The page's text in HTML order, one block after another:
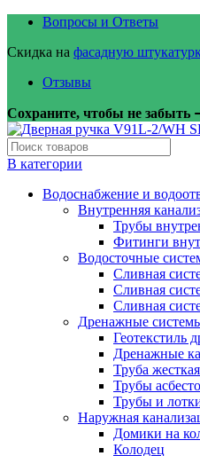
Вопросы и Ответы
Скидка на фасадную
Отзывы
Сохраните, чтобы не забыть
В категории
Водоснабжение и
Внутренняя
Трубы
Фитинги
Водосточные
Сливная
Сливная
Сливная
Дренажные
Геотекстиль
Дренажные
Труба
Трубы
Трубы и
Наружная
Домики на
Колодец